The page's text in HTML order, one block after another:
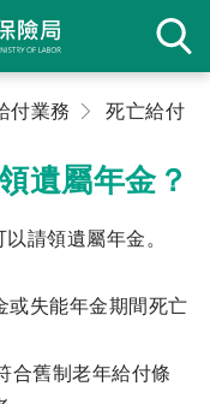
付業務 死亡給付
遺屬年金？
請領遺屬年金。
或失能年金期間死亡
合舊制老年給付條